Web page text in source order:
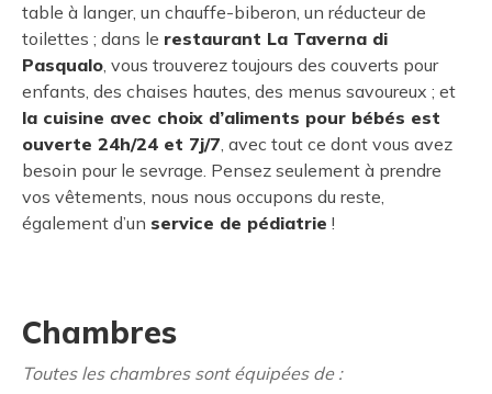
table à langer, un chauffe-biberon, un réducteur de
toilettes ; dans le restaurant La Taverna di
Pasqualo, vous trouverez toujours des couverts pour
enfants, des chaises hautes, des menus savoureux ; et
la cuisine avec choix d’aliments pour bébés est
ouverte 24h/24 et 7j/7, avec tout ce dont vous avez
besoin pour le sevrage. Pensez seulement à prendre
vos vêtements, nous nous occupons du reste,
également d’un service de pédiatrie !
Chambres
Toutes les chambres sont équipées de :